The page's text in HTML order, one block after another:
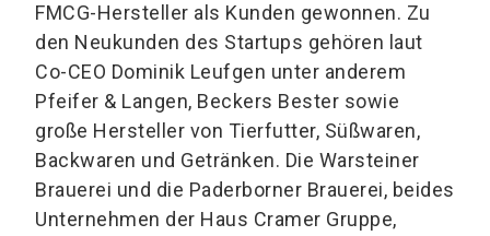
FMCG-Hersteller als Kunden gewonnen. Zu
den Neukunden des Startups gehören laut
Co-CEO Dominik Leufgen unter anderem
Pfeifer & Langen, Beckers Bester sowie
große Hersteller von Tierfutter, Süßwaren,
Backwaren und Getränken. Die Warsteiner
Brauerei und die Paderborner Brauerei, beides
Unternehmen der Haus Cramer Gruppe,